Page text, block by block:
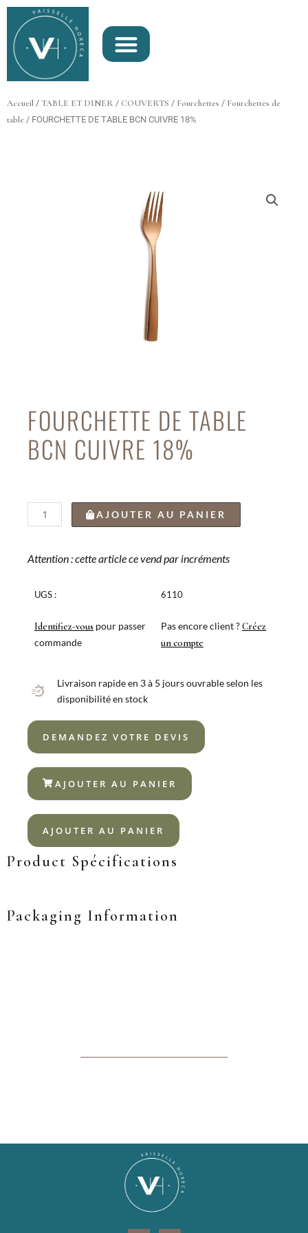
Aller
contenu
Accueil / TABLE ET DINER / COUVERTS / Fourchettes / Fourchettes de
table / FOURCHETTE DE TABLE BCN CUIVRE 18%
FOURCHETTE DE TABLE
BCN CUIVRE 18%
quantité
de
DE
BCN
18%
AJOUTER AU PANIER
Attention : cette article ce vend par incréments
UGS :
Identifiez-vous pour passer
commande
6110
Pas encore client ?Créez
un compte
Livraison rapide en 3 à 5 jours ouvrable selon les
disponibilité en stock
DEMANDEZ VOTRE DEVIS
AJOUTER AU PANIER
AJOUTER AU PANIER
Product Spécifications
Packaging Information